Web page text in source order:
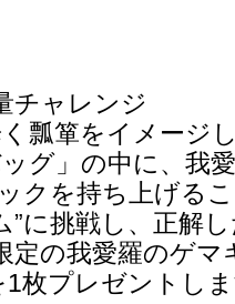
チャレンジ
瓢箪をイメージ
グ」の中に、我
クを持ち上げる
”に挑戦し、正解
定の我愛羅のゲ
枚プレゼントし